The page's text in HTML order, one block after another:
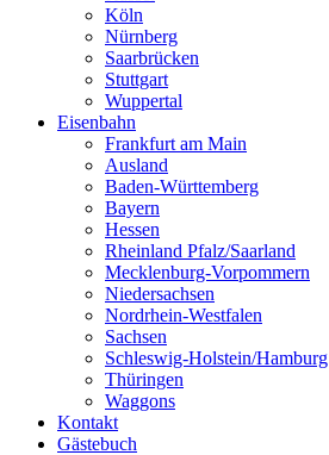
Köln
Nürnberg
Saarbrücken
Stuttgart
Wuppertal
Eisenbahn
Frankfurt am Main
Ausland
Baden-Württemberg
Bayern
Hessen
Rheinland Pfalz/Saarland
Mecklenburg-Vorpommern
Niedersachsen
Nordrhein-Westfalen
Sachsen
Schleswig-Holstein/Hamburg
Thüringen
Waggons
Kontakt
Gästebuch